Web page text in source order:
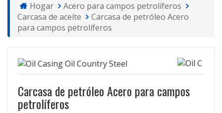
Hogar
Acero para campos petrolíferos
Carcasa de aceite
Carcasa de petróleo Acero
para campos petrolíferos
Carcasa de petróleo Acero para campos
petrolíferos